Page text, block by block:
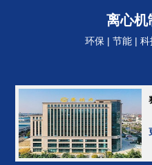
离心机
环保 | 节能 |